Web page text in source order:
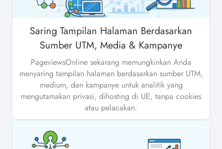
Saring Tampilan Halaman Berdasarkan
Sumber UTM, Media & Kampanye
PageviewsOnline sekarang memungkinkan Anda
menyaring tampilan halaman berdasarkan sumber UTM,
medium, dan kampanye untuk analitik yang
mengutamakan privasi, dihosting di UE, tanpa cookies
atau pelacakan.